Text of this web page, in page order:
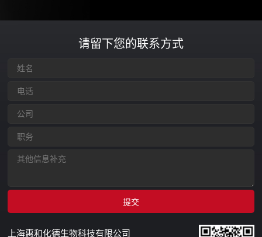
请留下您的联系方式
上海惠和化德生物科技有限公司